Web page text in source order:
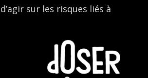
sur les risques liés à